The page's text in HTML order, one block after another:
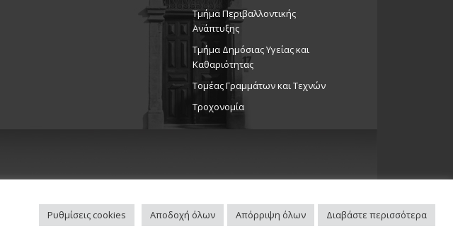
Τμήμα Περιβαλλοντικής
Ανάπτυξης
Tμήμα Δημόσιας Υγείας και
Καθαριότητας
Τομέας Γραμμάτων και Τεχνών
Τροχονομία
Ρυθμίσεις cookies Αποδοχή όλων Απόρριψη όλων Διαβάστε περισσότερα